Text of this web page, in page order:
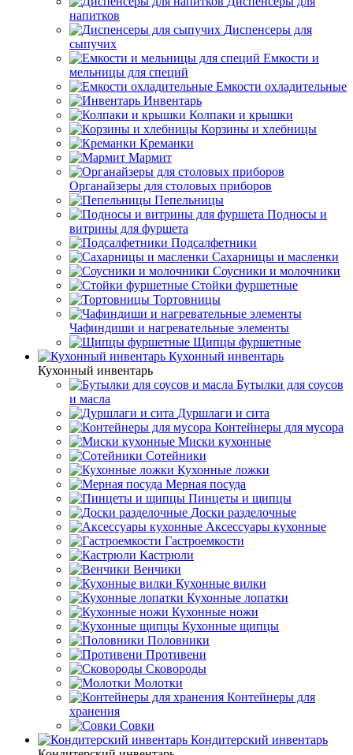
напитков
Диспенсеры для
сыпучих
Емкости и
мельницы для специй
Емкости охладительные
Инвентарь
Колпаки и крышки
Корзины и хлебницы
Креманки
Мармит
Органайзеры для столовых приборов
Пепельницы
Подносы и
витрины для фуршета
Подсалфетники
Сахарницы и масленки
Соусники и молочники
Стойки фуршетные
Тортовницы
Чафиндиши и нагревательные элементы
Щипцы фуршетные
Кухонный инвентарь
Кухонный инвентарь
Бутылки для соусов
и масла
Дуршлаги и сита
Контейнеры для мусора
Миски кухонные
Сотейники
Кухонные ложки
Мерная посуда
Пинцеты и щипцы
Доски разделочные
Аксессуары кухонные
Гастроемкости
Кастрюли
Венчики
Кухонные вилки
Кухонные лопатки
Кухонные ножи
Кухонные щипцы
Половники
Противени
Сковороды
Молотки
Контейнеры для
хранения
Совки
Кондитерский инвентарь